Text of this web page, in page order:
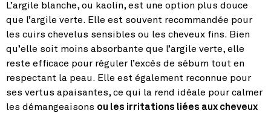
L’argile blanche, ou kaolin, est une option plus douce
que l’argile verte. Elle est souvent recommandée pour
les cuirs chevelus sensibles ou les cheveux fins. Bien
qu’elle soit moins absorbante que l’argile verte, elle
reste efficace pour réguler l’excès de sébum tout en
respectant la peau. Elle est également reconnue pour
ses vertus apaisantes, ce qui la rend idéale pour calmer
les démangeaisons ou les irritations liées aux cheveux